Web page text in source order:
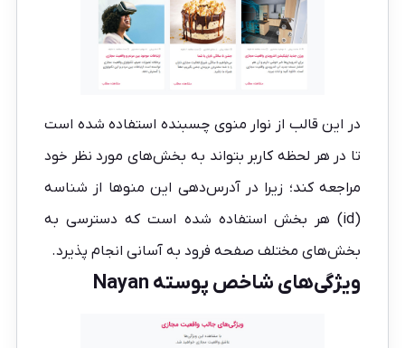
در این قالب از نوار منوی چسبنده استفاده شده است
تا در هر لحظه کاربر بتواند به بخش‌های مورد نظر خود
مراجعه کند؛ زیرا در آدرس‌دهی این منوها از شناسه
(id) هر بخش استفاده شده است که دسترسی به
بخش‌های مختلف صفحه فرود به آسانی انجام پذیرد.
ویژگی‌های شاخص پوسته Nayan